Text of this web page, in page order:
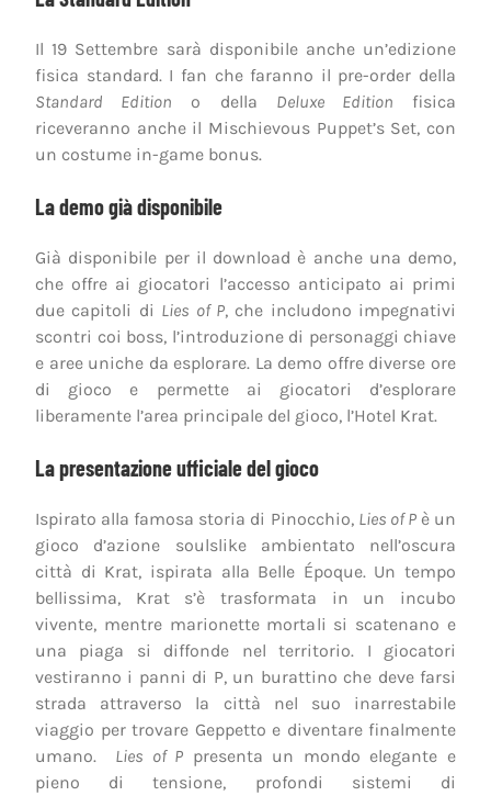
Il 19 Settembre sarà disponibile anche un’edizione
fisica standard. I fan che faranno il pre-order della
Standard Edition o della Deluxe Edition fisica
riceveranno anche il Mischievous Puppet’s Set, con
un costume in-game bonus.
La demo già disponibile
Già disponibile per il download è anche una demo,
che offre ai giocatori l’accesso anticipato ai primi
due capitoli di Lies of P, che includono impegnativi
scontri coi boss, l’introduzione di personaggi chiave
e aree uniche da esplorare. La demo offre diverse ore
di gioco e permette ai giocatori d’esplorare
liberamente l’area principale del gioco, l’Hotel Krat.
La presentazione ufficiale del gioco
Ispirato alla famosa storia di Pinocchio, Lies of Pè un
gioco d’azione soulslike ambientato nell’oscura
città di Krat, ispirata alla Belle Époque. Un tempo
bellissima, Krat s’è trasformata in un incubo
vivente, mentre marionette mortali si scatenano e
una piaga si diffonde nel territorio. I giocatori
vestiranno i panni di P, un burattino che deve farsi
strada attraverso la città nel suo inarrestabile
viaggio per trovare Geppetto e diventare finalmente
umano. Lies of P presenta un mondo elegante e
pieno di tensione, profondi sistemi di